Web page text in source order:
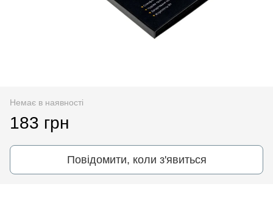
Немає в наявності
183 грн
Повідомити, коли з'явиться